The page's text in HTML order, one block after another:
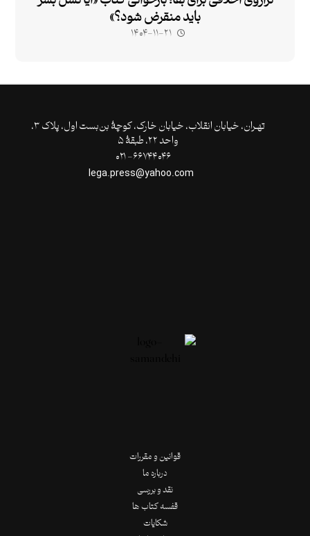
باید منقرض شود؟»
۱۴۰۴-۱۱-۲۱
تهـران،‌ خیابان انقلاب، خیابان خارک، کوچۀ بن‌بست اول، پلاک ۳،
واحد ۲۲، طبقۀ ۵
قوانین و مقررات
درباره ما
نقد و بررسی
قفسه کتاب ها
شکایات